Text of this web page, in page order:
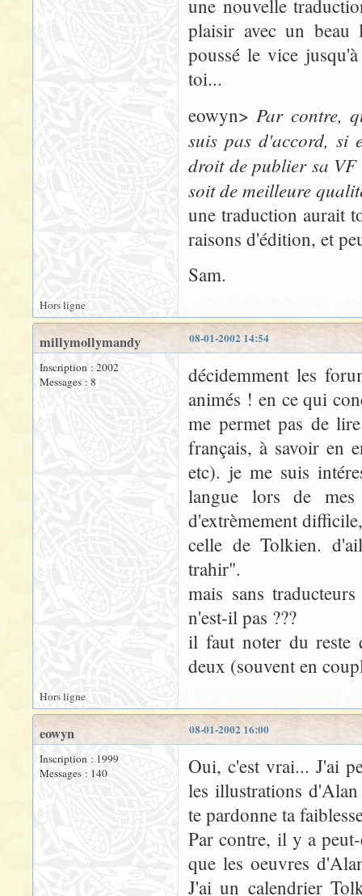
une nouvelle
plaisir avec un
poussé le vice
toi...
eowyn> Par contre,
suis pas d'accord, si
droit de publier sa
soit de meilleure
une traduction aurait
raisons d'édition, et
Sam.
Hors ligne
08-01-2002 14:54
millymollymandy
Inscription : 2002
Messages : 8
décidemment les
animés ! en ce qui
me permet pas de
français, à savoir en
etc). je me suis
langue lors de
d'extrèmement
celle de Tolkien.
trahir".
mais sans
n'est-il pas ???
il faut noter du reste
deux (souvent en
Hors ligne
08-01-2002 16:00
eowyn
Inscription : 1999
Messages : 140
Oui, c'est vrai... J'ai
les illustrations
te pardonne ta
Par contre, il y a
que les oeuvres
J'ai un calendrier